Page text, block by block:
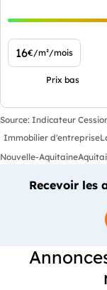
16€/m²/mois
Prix bas
Source: Indicateur
Immobilier d'entreprise
Nouvelle-Aquitaine
Recevoir les